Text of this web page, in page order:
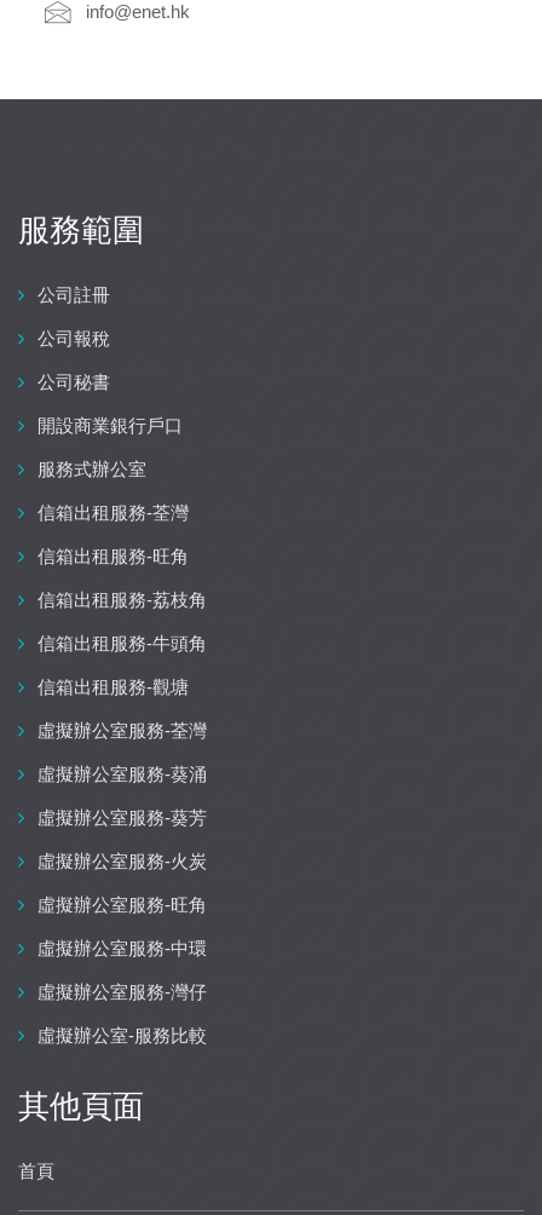
info@enet.hk
服務範圍
公司註冊
公司報稅
公司秘書
開設商業銀行戶口
服務式辦公室
信箱出租服務-荃灣
信箱出租服務-旺角
信箱出租服務-荔枝角
信箱出租服務-牛頭角
信箱出租服務-觀塘
虛擬辦公室服務-荃灣
虛擬辦公室服務-葵涌
虛擬辦公室服務-葵芳
虛擬辦公室服務-火炭
虛擬辦公室服務-旺角
虛擬辦公室服務-中環
虛擬辦公室服務-灣仔
虛擬辦公室-服務比較
其他頁面
首頁